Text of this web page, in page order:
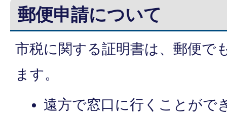
郵便申請について
市税に関する証明書は、郵便で
ます。
遠方で窓口に行くことがで